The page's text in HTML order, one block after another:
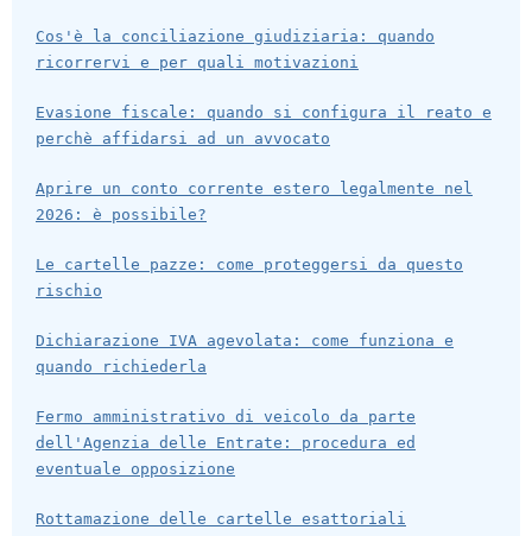
Cos'è la conciliazione giudiziaria: quando
ricorrervi e per quali motivazioni
Evasione fiscale: quando si configura il reato e
perchè affidarsi ad un avvocato
Aprire un conto corrente estero legalmente nel
2026: è possibile?
Le cartelle pazze: come proteggersi da questo
rischio
Dichiarazione IVA agevolata: come funziona e
quando richiederla
Fermo amministrativo di veicolo da parte
dell'Agenzia delle Entrate: procedura ed
eventuale opposizione
Rottamazione delle cartelle esattoriali